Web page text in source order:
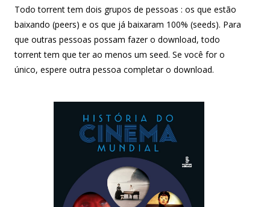
Todo torrent tem dois grupos de pessoas : os que estão
baixando (peers) e os que já baixaram 100% (seeds). Para
que outras pessoas possam fazer o download, todo
torrent tem que ter ao menos um seed. Se você for o
único, espere outra pessoa completar o download.